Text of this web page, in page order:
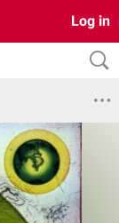
Log in